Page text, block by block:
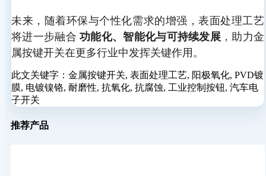
未来，随着环保与个性化需求的增强，表面处理工艺
将进一步融合功能化、智能化与可持续发展 ，助力金
属按键开关在更多行业中发挥关键作用。
此文关键字： 金属按键开关, 表面处理工艺, 阳极氧化, PVD镀
膜, 电镀镍铬, 耐磨性, 抗氧化, 抗腐蚀, 工业控制按钮, 汽车电
子开关
推荐产品